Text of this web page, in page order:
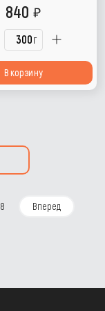
г
840
В корзину
8 Вперед